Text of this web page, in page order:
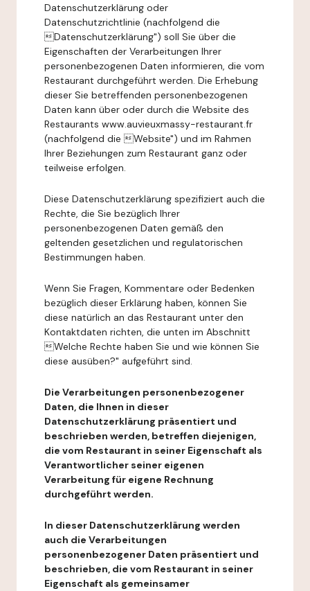
Datenschutzerklärung oder
Datenschutzrichtlinie (nachfolgend die
Datenschutzerklärung") soll Sie über die
Eigenschaften der Verarbeitungen Ihrer
personenbezogenen Daten informieren, die vom
Restaurant durchgeführt werden. Die Erhebung
dieser Sie betreffenden personenbezogenen
Daten kann über oder durch die Website des
Restaurants www.auvieuxmassy-restaurant.fr
(nachfolgend die Website") und im Rahmen
Ihrer Beziehungen zum Restaurant ganz oder
teilweise erfolgen.
Diese Datenschutzerklärung spezifiziert auch die
Rechte, die Sie bezüglich Ihrer
personenbezogenen Daten gemäß den
geltenden gesetzlichen und regulatorischen
Bestimmungen haben.
Wenn Sie Fragen, Kommentare oder Bedenken
bezüglich dieser Erklärung haben, können Sie
diese natürlich an das Restaurant unter den
Kontaktdaten richten, die unten im Abschnitt
Welche Rechte haben Sie und wie können Sie
diese ausüben?" aufgeführt sind.
Die Verarbeitungen personenbezogener
Daten, die Ihnen in dieser
Datenschutzerklärung präsentiert und
beschrieben werden, betreffen diejenigen,
die vom Restaurant in seiner Eigenschaft als
Verantwortlicher seiner eigenen
Verarbeitung für eigene Rechnung
durchgeführt werden.
In dieser Datenschutzerklärung werden
auch die Verarbeitungen
personenbezogener Daten präsentiert und
beschrieben, die vom Restaurant in seiner
Eigenschaft als gemeinsamer